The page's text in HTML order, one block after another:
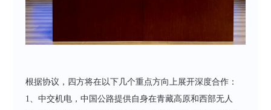
根据协议，四方将在以下几个重点方向上展开深度合作：
1、中交机电，中国公路提供自身在青藏高原和西部无人